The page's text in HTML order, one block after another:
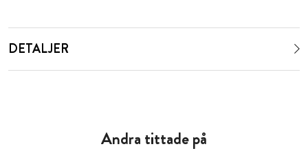
DETALJER
Andra tittade på